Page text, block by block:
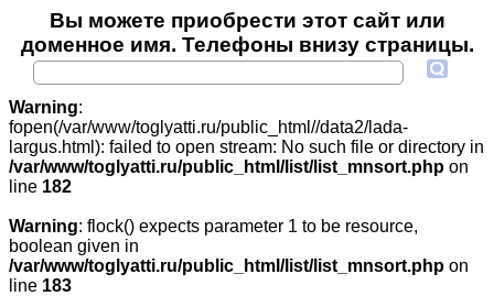
Вы можете приобрести этот сайт или
доменное имя. Телефоны внизу страницы.
Warning:
fopen(/var/www/toglyatti.ru/public_html//data2/lada-
largus.html): failed to open stream: No such file or directory in
/var/www/toglyatti.ru/public_html/list/list_mnsort.php on
line 182
Warning: flock() expects parameter 1 to be resource,
boolean given in
/var/www/toglyatti.ru/public_html/list/list_mnsort.php on
line 183